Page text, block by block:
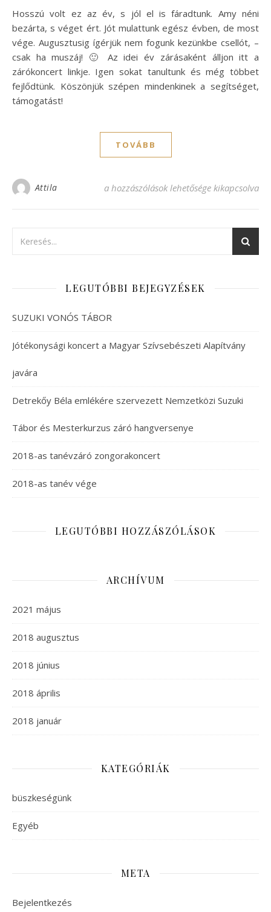
Hosszú volt ez az év, s jól el is fáradtunk. Amy néni
bezárta, s véget ért. Jót mulattunk egész évben, de most
vége. Augusztusig ígérjük nem fogunk kezünkbe csellót, –
csak ha muszáj! 🙂 Az idei év zárásaként álljon itt a
zárókoncert linkje. Igen sokat tanultunk és még többet
fejlődtünk. Köszönjük szépen mindenkinek a segítséget,
támogatást!
TOVÁBB
Attila 2018-as tanév vége bejegyzéshez
a hozzászólások lehetősége kikapcsolva
LEGUTÓBBI BEJEGYZÉSEK
SUZUKI VONÓS TÁBOR
Jótékonysági koncert a Magyar Szívsebészeti Alapítvány
javára
Detrekőy Béla emlékére szervezett Nemzetközi Suzuki
Tábor és Mesterkurzus záró hangversenye
2018-as tanévzáró zongorakoncert
2018-as tanév vége
LEGUTÓBBI HOZZÁSZÓLÁSOK
ARCHÍVUM
2021 május
2018 augusztus
2018 június
2018 április
2018 január
KATEGÓRIÁK
büszkeségünk
Egyéb
META
Bejelentkezés